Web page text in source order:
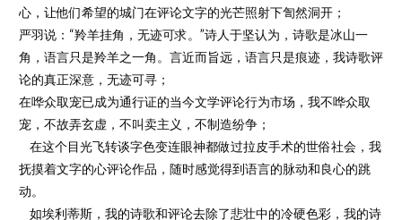
心，让他们希望的城门在评论文字的光芒照射下訇然洞开；
严羽说：“羚羊挂角，无迹可求。”诗人于坚认为，诗歌是冰山一
角，语言只是羚羊之一角。言近而旨远，语言只是痕迹，我诗歌评
论的真正深意，无迹可寻；
在哗众取宠已成为通行证的当今文学评论行为市场，我不哗众取
宠，不故弄玄虚，不叫卖主义，不制造纷争；
在这个目光飞转谈字色变连眼神都做过拉皮手术的世俗社会，我
抚摸着文字的心评论作品，随时感觉得到语言的脉动和良心的跳
动。
如埃利蒂斯，我的诗歌和评论去除了悲壮中的冷硬色彩，我的诗